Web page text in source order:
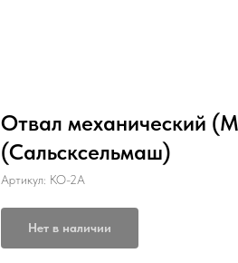
Отвал механический
(Сальсксельмаш)
Артикул: КО-2А
Нет в наличии